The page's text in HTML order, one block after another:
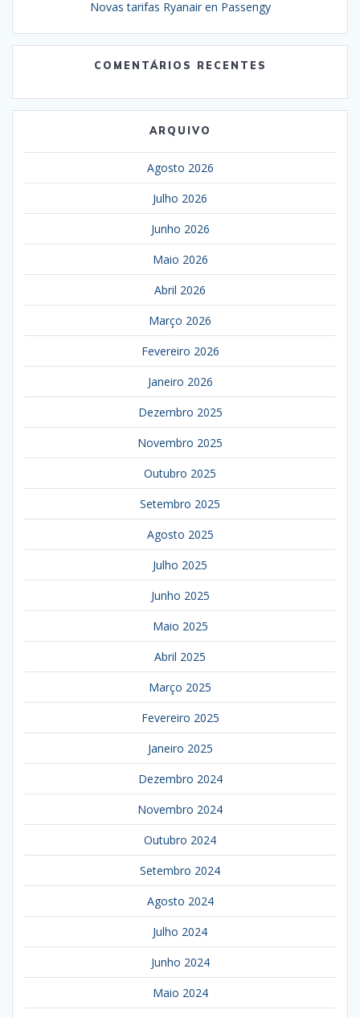
Novas tarifas Ryanair en Passengy
COMENTÁRIOS RECENTES
ARQUIVO
Agosto 2026
Julho 2026
Junho 2026
Maio 2026
Abril 2026
Março 2026
Fevereiro 2026
Janeiro 2026
Dezembro 2025
Novembro 2025
Outubro 2025
Setembro 2025
Agosto 2025
Julho 2025
Junho 2025
Maio 2025
Abril 2025
Março 2025
Fevereiro 2025
Janeiro 2025
Dezembro 2024
Novembro 2024
Outubro 2024
Setembro 2024
Agosto 2024
Julho 2024
Junho 2024
Maio 2024